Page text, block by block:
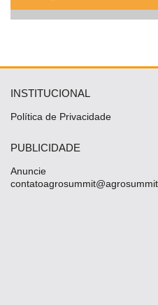
INSTITUCIONAL
Política de Privacidade
PUBLICIDADE
Anuncie